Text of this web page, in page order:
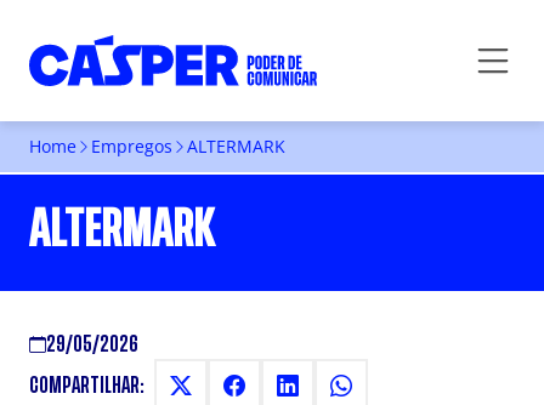
Home Empregos ALTERMARK
ALTERMARK
29/05/2026
COMPARTILHAR: